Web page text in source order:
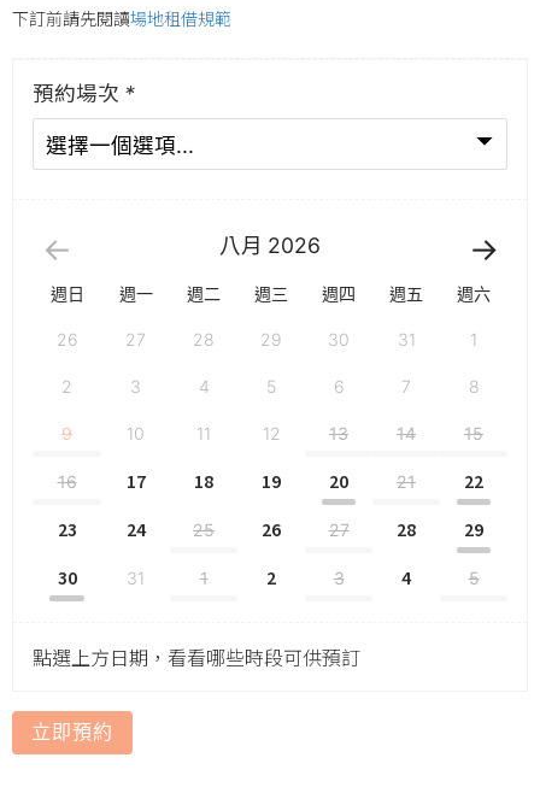
下訂前請先閱讀場地租借規範
預約場次 *
八月 2026
週日 週一 週二 週三 週四 週五 週六
26 27 28 29 30 31 1
2 3 4 5 6 7 8
9 10 11 12 13 14 15
16 17 18 19 20 21
22
23
24 25 26 27 28
29
30
31 1 2 3 4 5
點選上方日期，看看哪些時段可供預訂
立即預約